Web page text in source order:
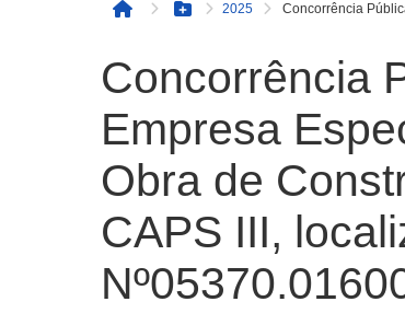
Início Botão Menu
2025 Concorrência
Concorrência
Empresa
Obra de
CAPS III,